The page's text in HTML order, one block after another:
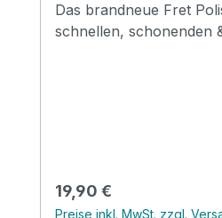
Das brandneue Fret
schnellen, schonenden
Regulärer Preis:
19,90 €
Preise inkl. MwSt. zzgl.